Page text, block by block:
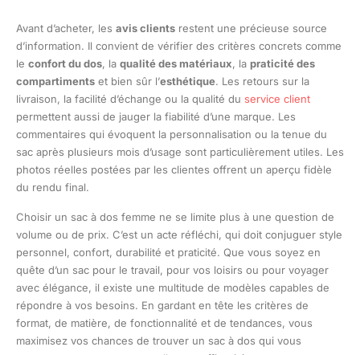
Avant d’acheter, les avis clients restent une précieuse source
d’information. Il convient de vérifier des critères concrets comme
le confort du dos, la qualité des matériaux, la praticité des
compartiments et bien sûr l’esthétique. Les retours sur la
livraison, la facilité d’échange ou la qualité du service client
permettent aussi de jauger la fiabilité d’une marque. Les
commentaires qui évoquent la personnalisation ou la tenue du
sac après plusieurs mois d’usage sont particulièrement utiles. Les
photos réelles postées par les clientes offrent un aperçu fidèle
du rendu final.
Choisir un sac à dos femme ne se limite plus à une question de
volume ou de prix. C’est un acte réfléchi, qui doit conjuguer style
personnel, confort, durabilité et praticité. Que vous soyez en
quête d’un sac pour le travail, pour vos loisirs ou pour voyager
avec élégance, il existe une multitude de modèles capables de
répondre à vos besoins. En gardant en tête les critères de
format, de matière, de fonctionnalité et de tendances, vous
maximisez vos chances de trouver un sac à dos qui vous